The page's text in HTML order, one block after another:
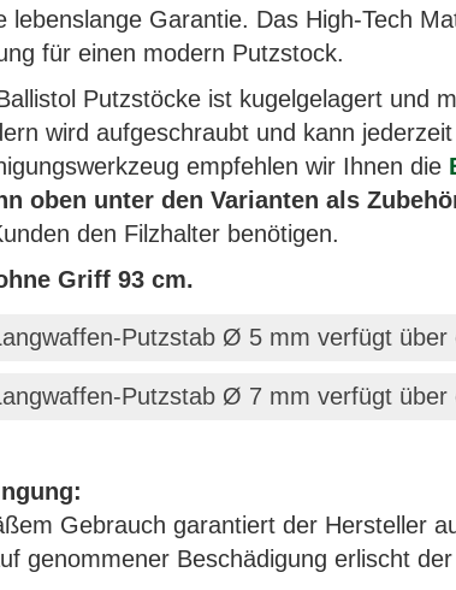
lebenslange Garantie. Das High-Tech
für einen modern Putzstock.
Putzstöcke ist kugelgelagert und
wird aufgeschraubt und kann
empfehlen wir Ihnen die
oben unter den Varianten als
den Filzhalter benötigen.
Griff 93 cm.
Putzstab Ø 5 mm verfügt
Putzstab Ø 7 mm verfügt
Gebrauch garantiert der Hersteller
genommener Beschädigung erlischt